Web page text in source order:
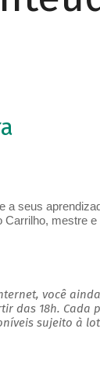
a seus
mestre
você
das 18h. Cada
sujeito à